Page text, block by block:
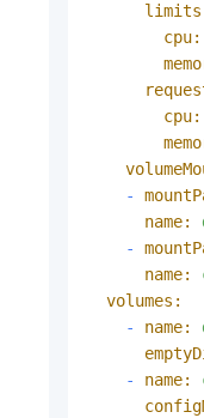
cpu:
cpu:
-
name:
-
name:
volumes:
-
name:
-
name: